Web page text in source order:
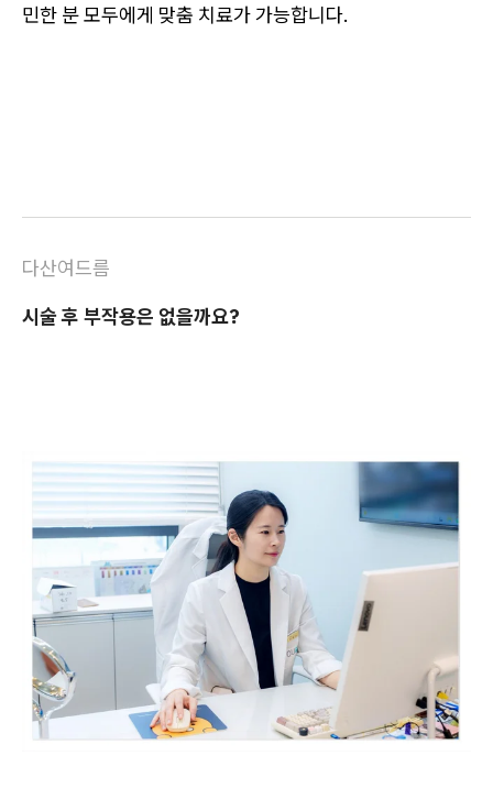
민한 분 모두에게 맞춤 치료가 가능합니다.
다산여드름
시술 후 부작용은 없을까요?